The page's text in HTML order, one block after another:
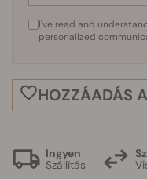
I've read and
personalized
HOZZÁADÁS
Ingyen
Szállítás